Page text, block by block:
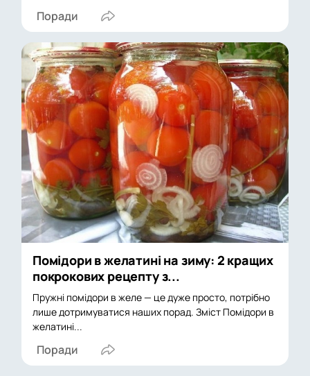
Поради
Помідори в желатині на зиму: 2 кращих
покрокових рецепту з...
Пружні помідори в желе — це дуже просто, потрібно
лише дотримуватися наших порад. Зміст Помідори в
желатині...
Поради